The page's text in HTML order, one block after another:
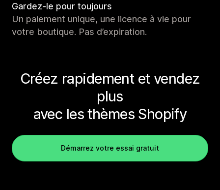
Gardez-le pour toujours
Un paiement unique, une licence à vie pour
votre boutique. Pas d’expiration.
Créez rapidement et vendez
plus
avec les thèmes Shopify
Démarrez votre essai gratuit